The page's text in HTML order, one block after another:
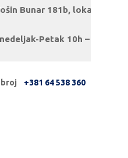
Bunar 181b, lokal 51
Petak 10h – 16h ili
broj +381 64 538 360